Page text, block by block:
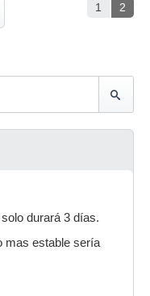
1 2
durará 3 días.
mas estable sería